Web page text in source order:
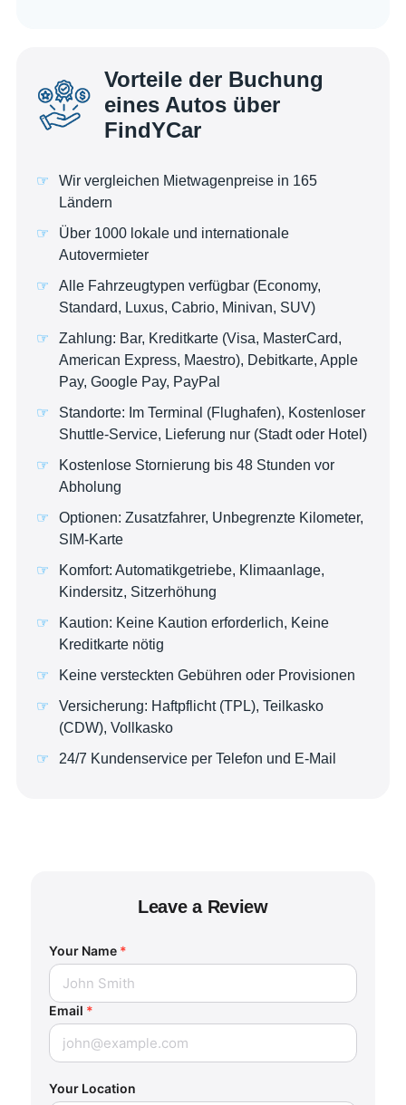
Vorteile der Buchung
eines Autos über
FindYCar
Wir vergleichen Mietwagenpreise in 165
Ländern
Über 1000 lokale und internationale
Autovermieter
Alle Fahrzeugtypen verfügbar (Economy,
Standard, Luxus, Cabrio, Minivan, SUV)
Zahlung: Bar, Kreditkarte (Visa, MasterCard,
American Express, Maestro), Debitkarte, Apple
Pay, Google Pay, PayPal
Standorte: Im Terminal (Flughafen), Kostenloser
Shuttle-Service, Lieferung nur (Stadt oder Hotel)
Kostenlose Stornierung bis 48 Stunden vor
Abholung
Optionen: Zusatzfahrer, Unbegrenzte Kilometer,
SIM-Karte
Komfort: Automatikgetriebe, Klimaanlage,
Kindersitz, Sitzerhöhung
Kaution: Keine Kaution erforderlich, Keine
Kreditkarte nötig
Keine versteckten Gebühren oder Provisionen
Versicherung: Haftpflicht (TPL), Teilkasko
(CDW), Vollkasko
24/7 Kundenservice per Telefon und E-Mail
Leave a Review
Your Name *
Email *
Your Location